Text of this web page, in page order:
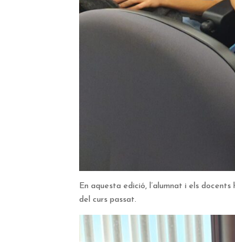
En aquesta edició, l’alumnat i els
del curs passat.